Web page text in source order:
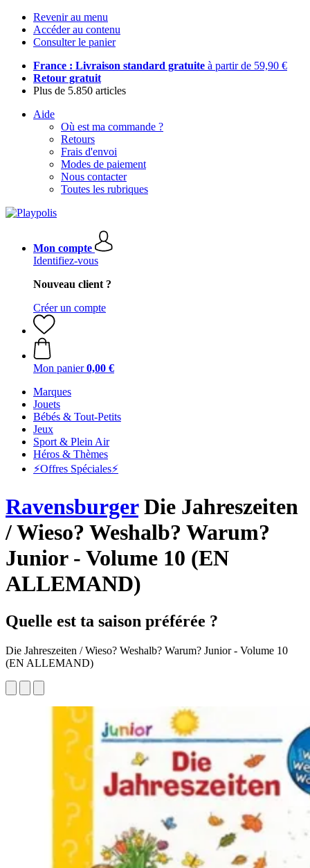
Revenir au menu
Accéder au contenu
Consulter le panier
France : Livraison standard gratuite à partir de 59,90 €
Retour gratuit
Plus de 5.850 articles
Aide
Où est ma commande ?
Retours
Frais d'envoi
Modes de paiement
Nous contacter
Toutes les rubriques
Mon compte
Identifiez-vous
Nouveau client ?
Créer un compte
Mon panier 0,00 €
Marques
Jouets
Bébés & Tout-Petits
Jeux
Sport & Plein Air
Héros & Thèmes
⚡️Offres Spéciales⚡️
RavensburgerDie Jahreszeiten
/ Wieso? Weshalb? Warum?
Junior - Volume 10 (EN
ALLEMAND)
Quelle est ta saison préférée ?
Die Jahreszeiten / Wieso? Weshalb? Warum? Junior - Volume 10
(EN ALLEMAND)